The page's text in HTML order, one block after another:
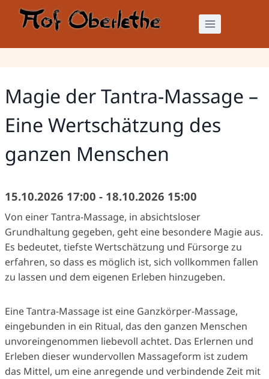
Zum
Inhalt
Magie der Tantra-Massage –
Eine Wertschätzung des
ganzen Menschen
15.10.2026 17:00 - 18.10.2026 15:00
Von einer Tantra-Massage, in absichtsloser
Grundhaltung gegeben, geht eine besondere Magie aus.
Es bedeutet, tiefste Wertschätzung und Fürsorge zu
erfahren, so dass es möglich ist, sich vollkommen fallen
zu lassen und dem eigenen Erleben hinzugeben.
Eine Tantra-Massage ist eine Ganzkörper-Massage,
eingebunden in ein Ritual, das den ganzen Menschen
unvoreingenommen liebevoll achtet. Das Erlernen und
Erleben dieser wundervollen Massageform ist zudem
das Mittel, um eine anregende und verbindende Zeit mit